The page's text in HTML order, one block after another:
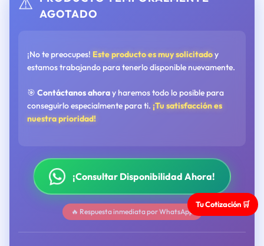
⚠️ AGOTADO
¡No te preocupes! Este producto es muy solicitadoy
estamos trabajando para tenerlo disponible nuevamente.
🎯 Contáctanos ahoray haremos todo lo posible para
conseguirlo especialmente para ti. ¡Tu satisfacción es
nuestra prioridad!
¡Consultar Disponibilidad Ahora!
🔥 Respuesta inmediata por WhatsApp
Tu Cotización 🛒